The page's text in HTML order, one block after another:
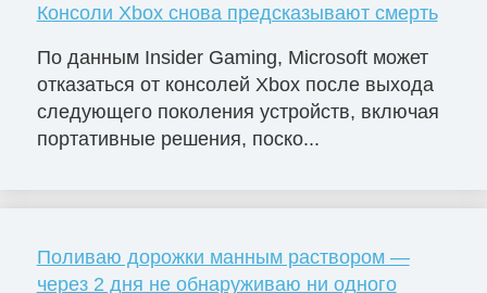
Консоли Xbox снова предсказывают смерть
По данным Insider Gaming, Microsoft может
отказаться от консолей Xbox после выхода
следующего поколения устройств, включая
портативные решения, поско...
Поливаю дорожки манным раствором —
через 2 дня не обнаруживаю ни одного